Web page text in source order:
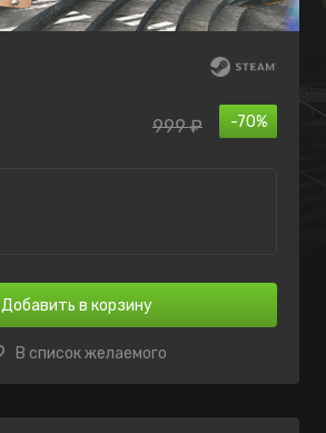
-70%
999 ₽
Добавить в корзину
В список желаемого